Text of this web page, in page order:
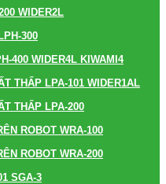
WIDER2L
300
400 WIDER4L KIWAMI4
THẤP LPA-101 WIDER1AL
THẤP LPA-200
ROBOT WRA-100
ROBOT WRA-200
SGA-3